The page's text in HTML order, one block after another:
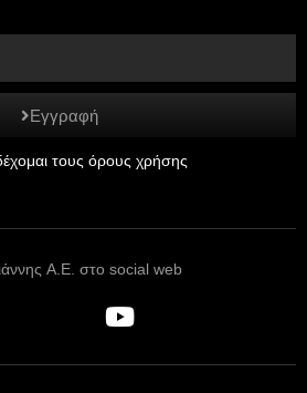
τους όρους χρήσης
Εγγραφή
A.E. στο social web
Y
u